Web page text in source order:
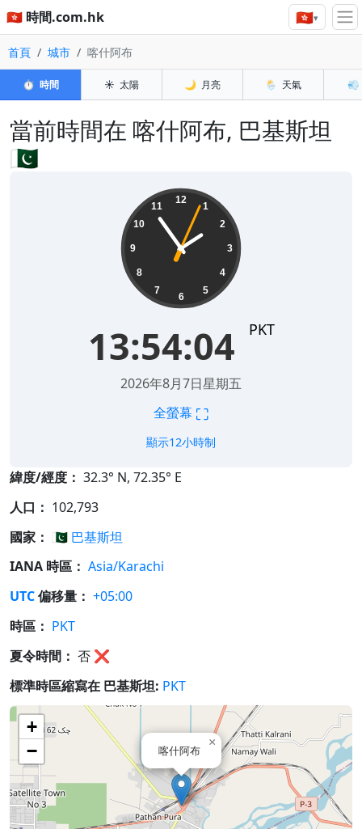
🇭🇰 時間.com.hk 🇭🇰▾
首頁 城市 喀什阿布
⏱️ 時間 ☀️ 太陽 🌙 月亮 🌦️ 天氣 💨
當前時間在 喀什阿布, 巴基斯坦
🇵🇰
12
1
2
3
4
5
6
7
8
9
10
11
13:54:04 PKT
2026年8月7日星期五
全螢幕 ⛶
顯示12小時制
緯度/經度： 32.3° N, 72.35° E
人口： 102,793
國家： 🇵🇰 巴基斯坦
IANA 時區： Asia/Karachi
UTC偏移量： +05:00
時區： PKT
夏令時間： 否 ❌
標準時區縮寫在 巴基斯坦: PKT
喀什阿布
×
+
−